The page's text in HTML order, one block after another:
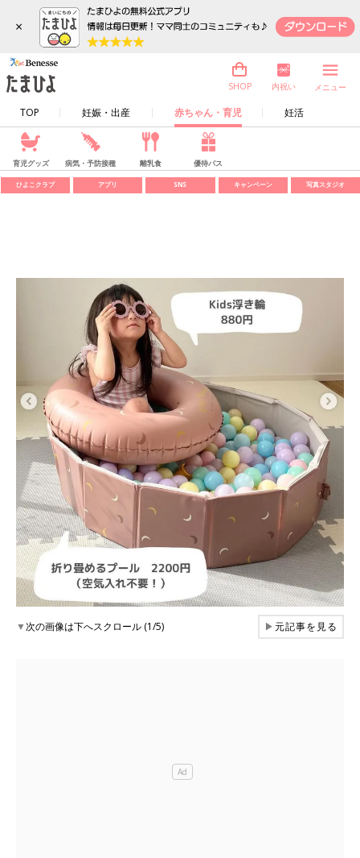
×
TOP 妊娠・出産 赤ちゃん・育児 妊活
SHOP 内祝い メニュー
育児グッズ 病気・予防接種 離乳食 優待パス
ひよこクラブ アプリ SNS キャンペーン 写真スタジオ
▼次の画像は下へスクロール (1/5) ▶元記事を見る